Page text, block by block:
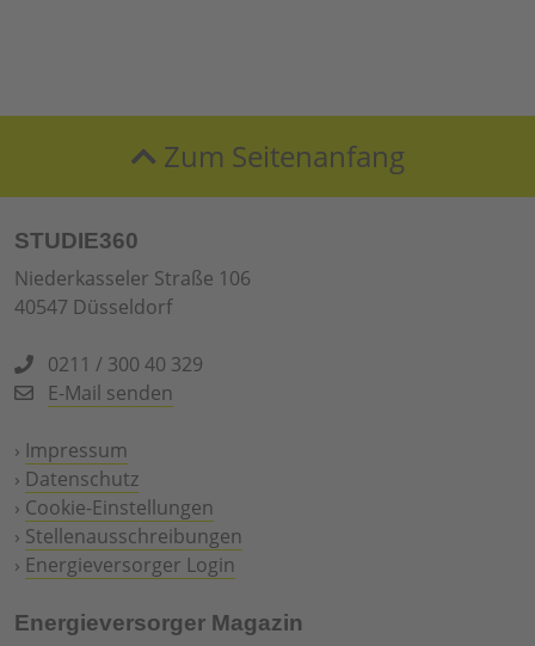
Zum Seitenanfang
STUDIE360
Niederkasseler Straße 106
40547 Düsseldorf
0211 / 300 40 329
E-Mail senden
› Impressum
› Datenschutz
› Cookie-Einstellungen
› Stellenausschreibungen
› Energieversorger Login
Energieversorger Magazin